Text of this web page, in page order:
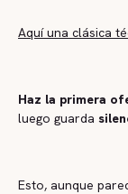
Aquí una clásica
Haz la primera
luego guarda
Esto, aunque